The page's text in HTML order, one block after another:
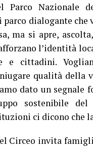
Parco Nazionale
dialogante che
ma si apre,
l’identità
e cittadini.
qualità della
dato un segnale
sostenibile
ci dicono che
Circeo invita